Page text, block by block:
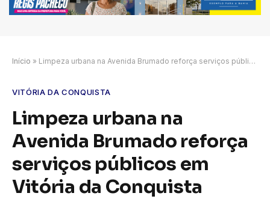
Início » Limpeza urbana na Avenida Brumado reforça serviços públicos em Vitória da Conquista
VITÓRIA DA CONQUISTA
Limpeza urbana na
Avenida Brumado reforça
serviços públicos em
Vitória da Conquista